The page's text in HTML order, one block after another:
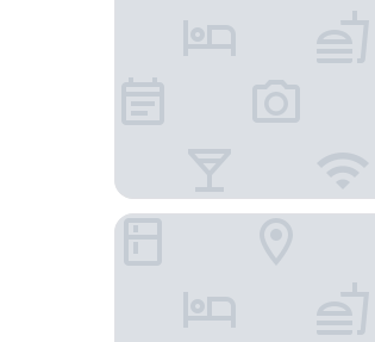
Harbour Sleep - Hostel